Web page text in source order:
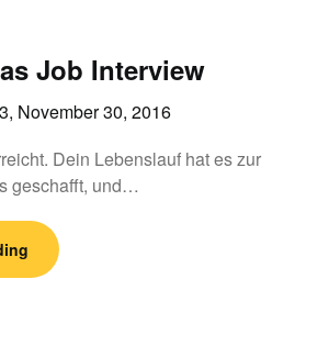
Job Interview
November 30, 2016
Dein Lebenslauf hat es zur
geschafft, und…